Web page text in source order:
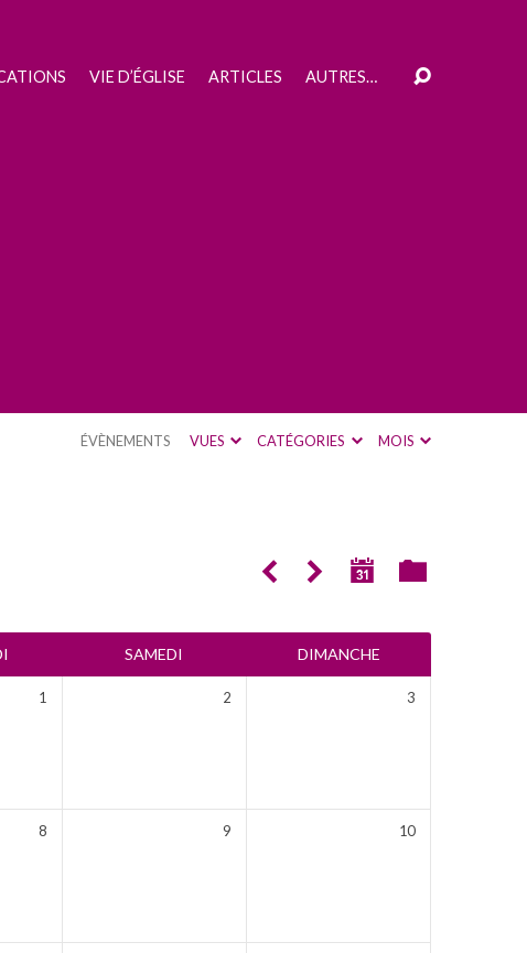
VIE D’ÉGLISE ARTICLES AUTRES…
ÉVÈNEMENTS VUES CATÉGORIES MOIS
SAMEDI DIMANCHE
1 2 3
8 9 10